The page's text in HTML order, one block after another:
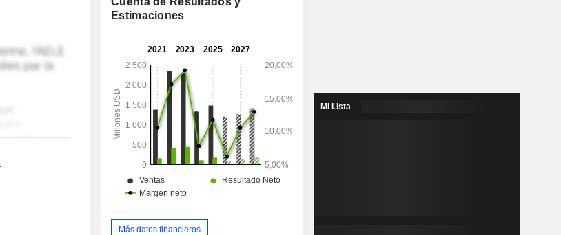
Estimaciones
Más datos financieros
Mi Lista